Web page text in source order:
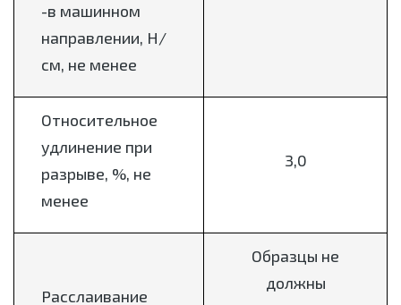
-в машинном
направлении, Н/
см, не менее
Относительное
удлинение при
разрыве, %, не
менее
3,0
Расслаивание
Образцы не
должны